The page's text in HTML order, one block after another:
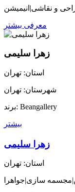
معرفی بیشتر
زهرا سلیمی
استان: تهران
شهرستان: تهران
برند: Beangallery
بیشتر
زهرا سلیمی
استان: تهران